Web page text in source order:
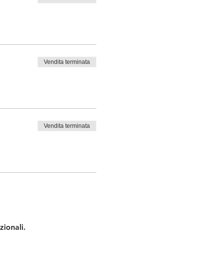
Vendita terminata
Vendita terminata